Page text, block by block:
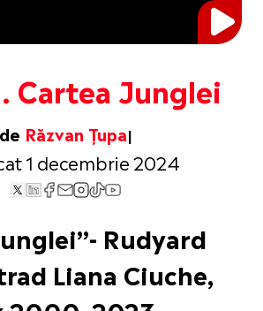
Cartea Junglei
de Răzvan Țupa
1 decembrie 2024
Rudyard
Liana Ciuche,